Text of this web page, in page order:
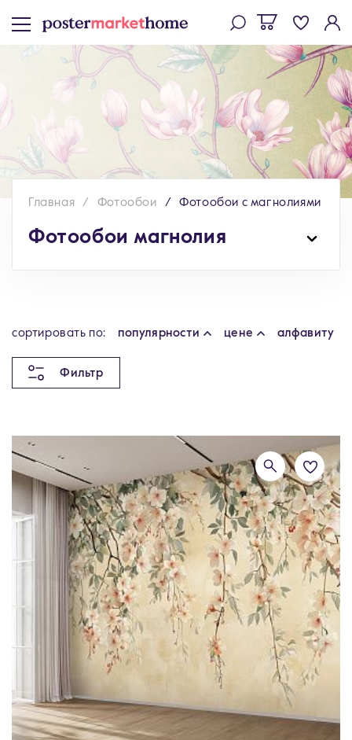
Главная Фотообои Фотообои с магнолиями
Фотообои магнолия
cортировать по: популярности цене алфавиту
Фильтр